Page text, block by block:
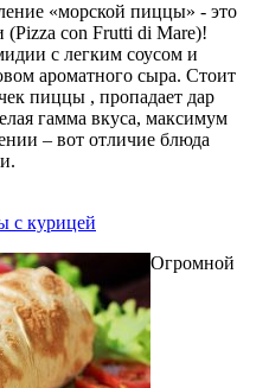
«морской пиццы» - это
(Pizza con Frutti di Mare)!
с легким соусом и
ароматного сыра. Стоит
пиццы , пропадает дар
гамма вкуса, максимум
– вот отличие блюда
с курицей
Огромной